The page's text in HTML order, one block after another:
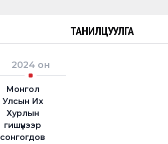
ТАНИЛЦУУЛГА
2024он
Монгол
Улсын Их
Хурлын
гишүүнээр
сонгогдов